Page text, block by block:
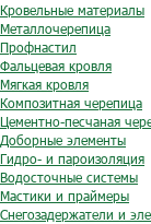
Кровельные материалы
Металлочерепица
Профнастил
Фальцевая кровля
Мягкая кровля
Композитная черепица
Цементно-песчаная
Доборные элементы
Гидро- и пароизоляция
Водосточные системы
Мастики и праймеры
Снегозадержатели и